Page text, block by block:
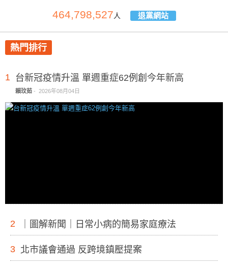
464,798,527人 退黨網站
熱門排行
1 台新冠疫情升溫 單週重症62例創今年新高
賴玟茹 - 2026年08月04日
2 ｜圖解新聞｜日常小病的簡易家庭療法
3 北市議會通過 反跨境鎮壓提案